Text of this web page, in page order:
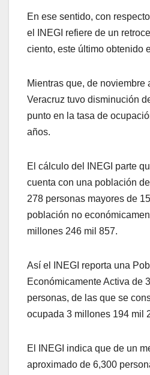
En ese sentido, con
el INEGI refiere de un
ciento, este último obtenido
Mientras que, de noviembre
Veracruz tuvo disminución
punto en la tasa de
años.
El cálculo del INEGI parte
cuenta con una población
278 personas mayores de
población no
millones 246 mil 857.
Así el INEGI reporta una
Económicamente Activa de
personas, de las que se
ocupada 3 millones 194 mil
El INEGI indica que de un
aproximado de 6,300